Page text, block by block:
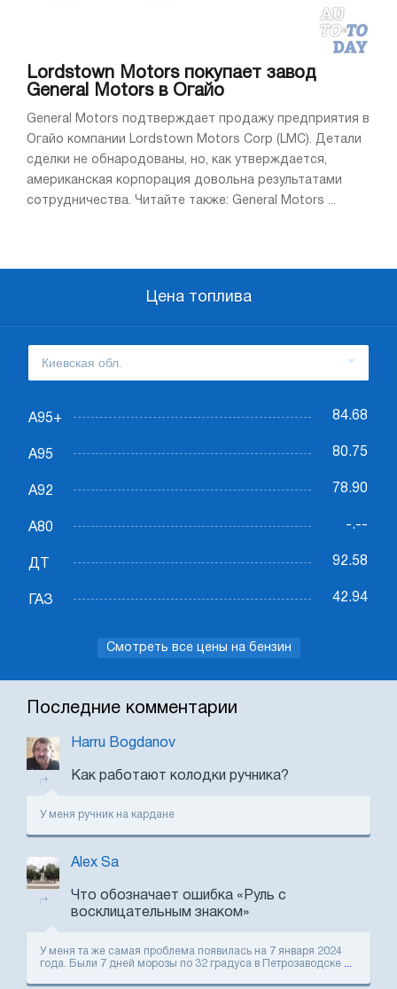
Lordstown Motors покупает завод
General Motors в Огайо
General Motors подтверждает продажу предприятия в
Огайо компании Lordstown Motors Corp (LMC). Детали
сделки не обнародованы, но, как утверждается,
американская корпорация довольна результатами
сотрудничества. Читайте также: General Motors ...
Цена топлива
А95+ 84.68
А95 80.75
А92 78.90
А80 -.--
ДТ 92.58
ГАЗ 42.94
Смотреть все цены на бензин
Последние комментарии
Harru Bogdanov
Как работают колодки ручника?
У меня ручник на кардане
Alex Sa
Что обозначает ошибка «Руль с
восклицательным знаком»
У меня та же самая проблема появилась на 7 января 2024
года. Были 7 дней морозы по 32 градуса в Петрозаводске